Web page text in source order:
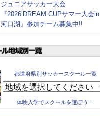
ジュニアサッカー大会
『2026’DREAM CUPサマー大会in
河口湖』参加チーム募集中!!
都道府県別サッカースクール一覧
体験入学でスクールを選ぼう！